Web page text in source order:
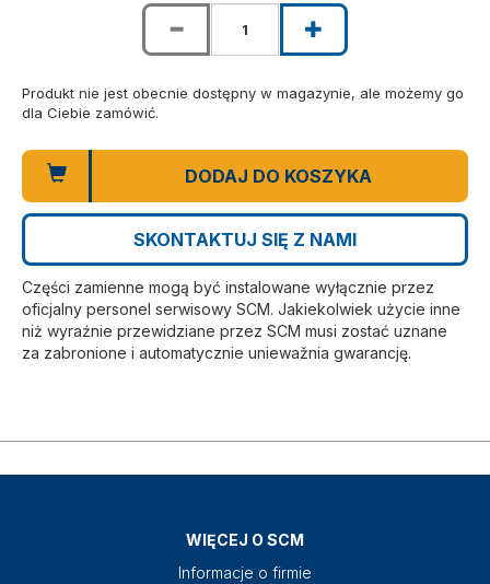
Produkt nie jest obecnie dostępny w magazynie, ale możemy go
dla Ciebie zamówić.
DODAJ DO KOSZYKA
SKONTAKTUJ SIĘ Z NAMI
Części zamienne mogą być instalowane wyłącznie przez
oficjalny personel serwisowy SCM. Jakiekolwiek użycie inne
niż wyraźnie przewidziane przez SCM musi zostać uznane
za zabronione i automatycznie uniewažnia gwarancję.
WIĘCEJ O SCM
Informacje o firmie